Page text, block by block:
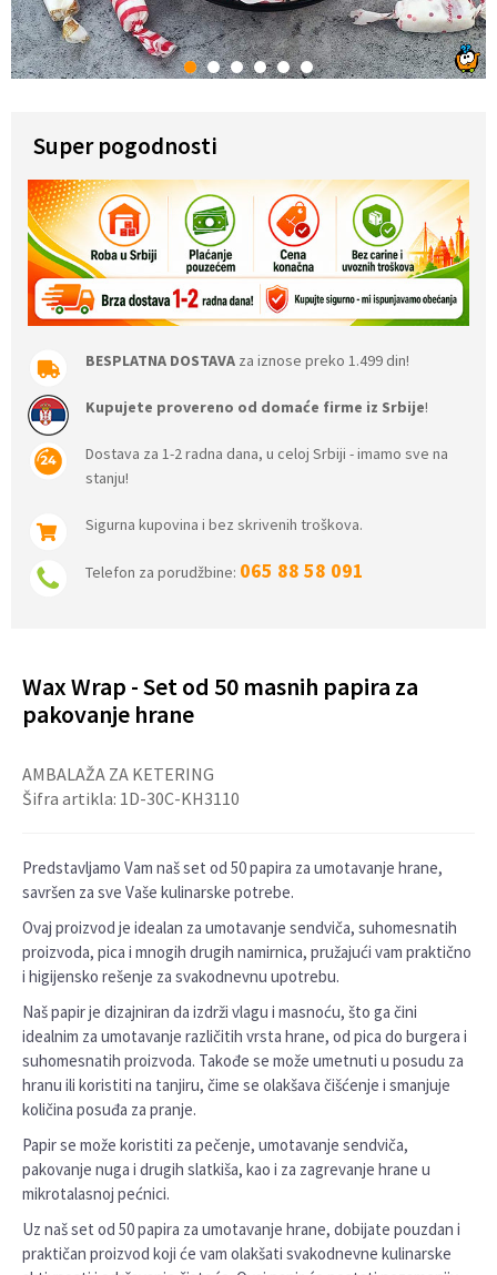
1 2 3 4 5 6
Super pogodnosti
BESPLATNA DOSTAVA za iznose preko 1.499 din!
Kupujete provereno od domaće firme iz Srbije!
Dostava za 1-2 radna dana, u celoj Srbiji - imamo sve na
stanju!
Sigurna kupovina i bez skrivenih troškova.
Telefon za porudžbine: 065 88 58 091
Wax Wrap - Set od 50 masnih papira za
pakovanje hrane
AMBALAŽA ZA KETERING
Šifra artikla: 1D-30C-KH3110
Predstavljamo Vam naš set od 50 papira za umotavanje hrane,
savršen za sve Vaše kulinarske potrebe.
Ovaj proizvod je idealan za umotavanje sendviča, suhomesnatih
proizvoda, pica i mnogih drugih namirnica, pružajući vam praktično
i higijensko rešenje za svakodnevnu upotrebu.
Naš papir je dizajniran da izdrži vlagu i masnoću, što ga čini
idealnim za umotavanje različitih vrsta hrane, od pica do burgera i
suhomesnatih proizvoda. Takođe se može umetnuti u posudu za
hranu ili koristiti na tanjiru, čime se olakšava čišćenje i smanjuje
količina posuđa za pranje.
Papir se može koristiti za pečenje, umotavanje sendviča,
pakovanje nuga i drugih slatkiša, kao i za zagrevanje hrane u
mikrotalasnoj pećnici.
Uz naš set od 50 papira za umotavanje hrane, dobijate pouzdan i
praktičan proizvod koji će vam olakšati svakodnevne kulinarske